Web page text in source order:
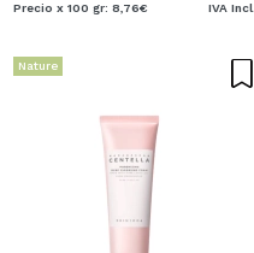
Precio x 100 gr: 8,76€ IVA Incl.
Nature